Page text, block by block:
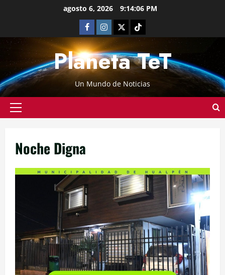
agosto 6, 2026 9:14:06 PM
Planeta TeT
Un Mundo de Noticias
Noche Digna